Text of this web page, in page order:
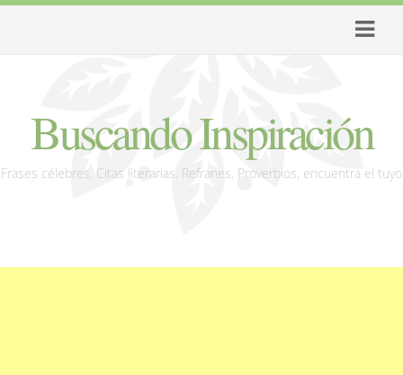
Buscando Inspiración
Frases célebres, Citas literarias, Refranes, Proverbios, encuentra el tuyo